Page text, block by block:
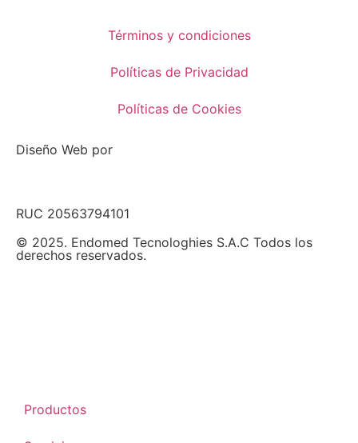
Términos y condiciones
Políticas de Privacidad
Políticas de Cookies
Diseño Web por
RUC 20563794101
© 2025. Endomed Tecnologhies S.A.C Todos los
derechos reservados.
Productos